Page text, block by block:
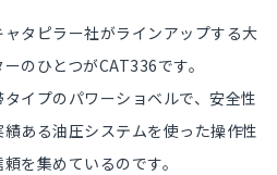
タピラー社がラインアップする大
のひとつがCAT336です。
イプのパワーショベルで、安全性
ある油圧システムを使った操作性
を集めているのです。